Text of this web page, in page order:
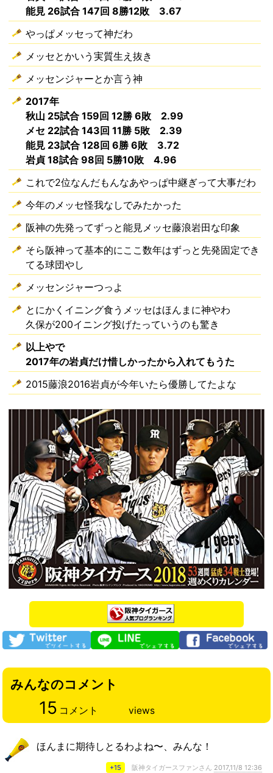
能見 26試合 147回 8勝12敗 3.67
やっぱメッセって神だわ
メッセとかいう実質生え抜き
メッセンジャーとか言う神
2017年
秋山 25試合 159回 12勝 6敗 2.99
メセ 22試合 143回 11勝 5敗 2.39
能見 23試合 128回 6勝 6敗 3.72
岩貞 18試合 98回 5勝10敗 4.96
これで2位なんだもんなあやっぱ中継ぎって大事だわ
今年のメッセ怪我なしでみたかった
阪神の先発ってずっと能見メッセ藤浪岩田な印象
そら阪神って基本的にここ数年はずっと先発固定でき
てる球団やし
メッセンジャーつっよ
とにかくイニング食うメッセはほんまに神やわ
久保が200イニング投げたっていうのも驚き
以上やで
2017年の岩貞だけ惜しかったから入れてもうた
2015藤浪2016岩貞が今年いたら優勝してたよな
みんなのコメント
15 コメント views
ほんまに期待しとるわよね〜、みんな！
+15 阪神タイガースファンさん 2017,11/8 12:36